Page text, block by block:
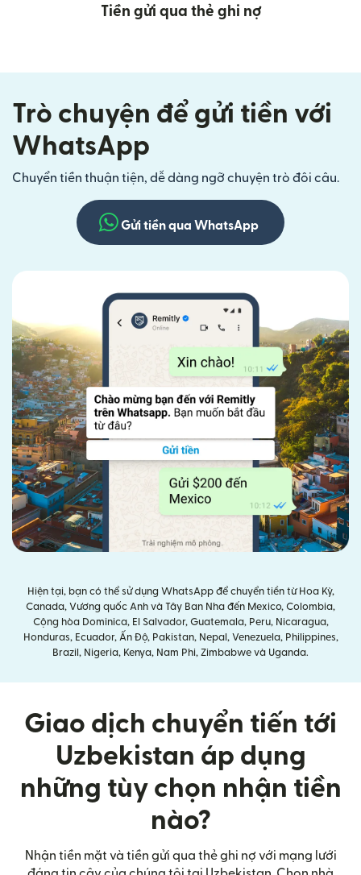
Tiền gửi qua thẻ ghi nợ
Trò chuyện để gửi tiền với
WhatsApp
Chuyển tiền thuận tiện, dễ dàng ngỡ chuyện trò đôi câu.
Gửi tiền qua WhatsApp
Hiện tại, bạn có thể sử dụng WhatsApp để chuyển tiền từ Hoa Kỳ,
Canada, Vương quốc Anh và Tây Ban Nha đến Mexico, Colombia,
Cộng hòa Dominica, El Salvador, Guatemala, Peru, Nicaragua,
Honduras, Ecuador, Ấn Độ, Pakistan, Nepal, Venezuela, Philippines,
Brazil, Nigeria, Kenya, Nam Phi, Zimbabwe và Uganda.
Giao dịch chuyển tiến tới
Uzbekistan áp dụng
những tùy chọn nhận tiền
nào?
Nhận tiền mặt và tiền gửi qua thẻ ghi nợ với mạng lưới